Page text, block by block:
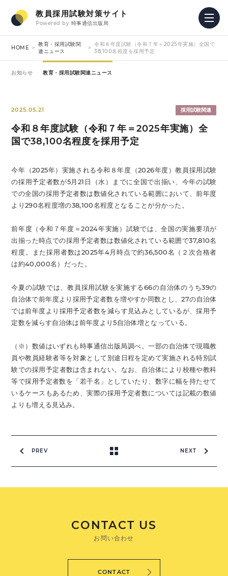
教員採用試験対策サイト
Powered by 時事通信出版局
HOME
教育・採用試験関
連ニュース
令和８年度試験（令和７年＝2025年実施）全国で
38,100名程度を採用予定
お知らせ 教育・採用試験関連ニュース
2025.05.21 採用試験関連
令和８年度試験（令和７年＝2025年実施）全
国で38,100名程度を採用予定
今年（2025年）実施される令和８年度（2026年度）教員採用試験
の採用予定者数が5月21日（水）までに全国で出揃い、今年の試験
での全国の採用予定者数は数値化されている範囲において、前年度
より290名程度増の38,100名程度となることが分かった。
前年度（令和７年度＝2024年実施）試験では、全国の実施要項が
出揃った時点での採用予定者数は数値化されている範囲で37,810名
程度。また採用者数は2025年4月時点で約36,500名（２次合格者
は約40,000名）だった。
今夏の試験では、教員採用試験を実施する66の自治体のうち39の
自治体で前年度より採用予定者数を増やすか同数とし、27の自治体
では前年度より採用予定者数を減らす見込みとしているが、採用予
定数を減らす自治体は前年度より5自治体増となっている。
（※）数値はいずれも時事通信出版局調べ。一部の自治体で現職教
員や教員経験者等を対象として別途日程を定めて実施される特別試
験での採用予定者数は含まれない。なお、自治体により校種や教科
等で採用予定者数を「若干名」としていたり、数字に幅を持たせて
いるケースもあるため、実際の採用予定者数については記載の数値
よりも増える見込み。
PREV NEXT
CONTACT US
お問い合わせ
CONTACT